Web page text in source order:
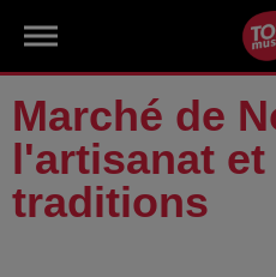
Marché de
l'artisanat et
traditions